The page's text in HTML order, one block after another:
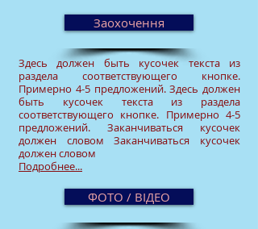
Заохочення
Здесь должен быть кусочек текста из
раздела соответствующего кнопке.
Примерно 4-5 предложений. Здесь должен
быть кусочек текста из раздела
соответствующего кнопке. Примерно 4-5
предложений. Заканчиваться кусочек
должен словом Заканчиваться кусочек
должен словом
Подробнее...
ФОТО / ВІДЕО